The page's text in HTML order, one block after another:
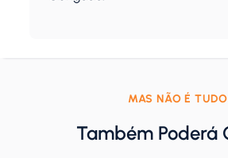
MAS NÃO É TUDO
Também Poderá